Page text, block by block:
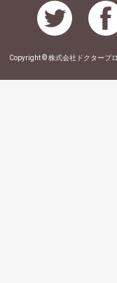
Copyright © 株式会社ドクタープ